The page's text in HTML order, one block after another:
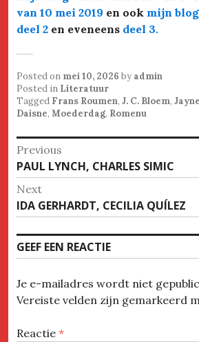
van 10 mei 2019 en ook mijn blog
deel 2 en eveneens deel 3.
Posted on mei 10, 2026 by admin
Posted in Literatuur
Tagged Frans Roumen, J. C. Bloem,
Daisne, Moederdag, Romenu
Bericht
navigatie
Previous
Previous
post:
PAUL LYNCH, CHARLES SIMIC
Next
Next
post:
IDA GERHARDT, CECILIA QUÍLEZ
GEEF EEN REACTIE
Je e-mailadres wordt niet
Vereiste velden zijn gemarkeerd
Reactie *